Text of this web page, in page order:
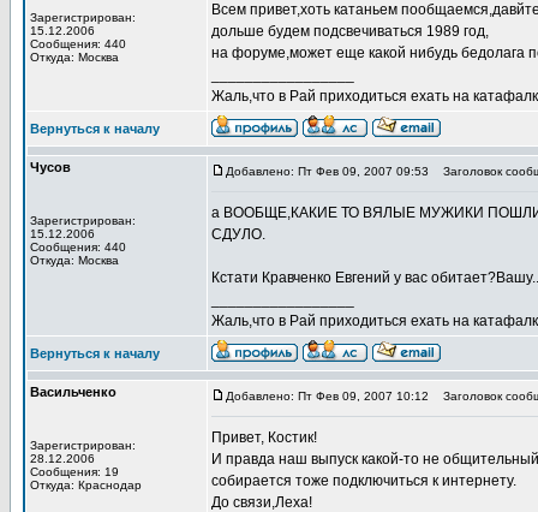
Зарегистрирован:
15.12.2006
Сообщения: 440
Откуда: Москва
Всем привет,хоть катаньем
дольше будем подсвечиваться 1989 год,
на форуме,может еще какой нибудь бедолага
Жаль,что в Рай приходиться ехать на
Вернуться к началу
Чусов
Зарегистрирован:
15.12.2006
Сообщения: 440
Откуда: Москва
Добавлено: Пт Фев 09, 2007 09:53 Заголовок
а ВООБЩЕ,КАКИЕ ТО ВЯЛЫЕ МУЖИКИ
СДУЛО.
Кстати Кравченко Евгений у вас
Жаль,что в Рай приходиться ехать на
Вернуться к началу
Васильченко
Зарегистрирован:
28.12.2006
Сообщения: 19
Откуда: Краснодар
Добавлено: Пт Фев 09, 2007 10:12 Заголовок
Привет, Костик!
И правда наш выпуск какой-то не
собирается тоже подключиться к интернету.
До связи,Леха!